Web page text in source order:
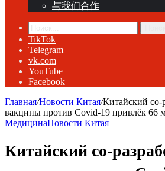
与我们合作
TikTok
Telegram
vk.com
YouTube
Facebook
Главная/Новости Китая/Китайский
вакцины против Covid-19 привлёк 66
МедицинаНовости Китая
Китайский со-